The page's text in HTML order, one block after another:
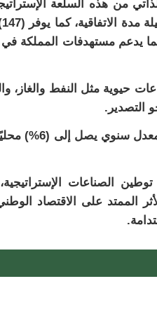
من هذه السلعة
يدعم مستهدفات المملكة
حيوية مثل النفط والغاز،
التصدير.
الصناعات
الممتد على الاقتصاد